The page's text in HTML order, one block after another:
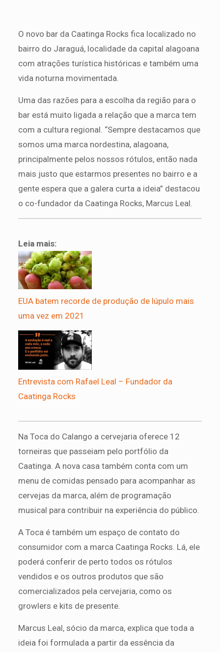
O novo bar da Caatinga Rocks fica localizado no
bairro do Jaraguá, localidade da capital alagoana
com atrações turística históricas e também uma
vida noturna movimentada.
Uma das razões para a escolha da região para o
bar está muito ligada a relação que a marca tem
com a cultura regional. “Sempre destacamos que
somos uma marca nordestina, alagoana,
principalmente pelos nossos rótulos, então nada
mais justo que estarmos presentes no bairro e a
gente espera que a galera curta a ideia” destacou
o co-fundador da Caatinga Rocks, Marcus Leal.
Leia mais:
EUA batem recorde de produção de lúpulo mais
uma vez em 2021
Entrevista com Rafael Leal – Fundador da
Caatinga Rocks
Na Toca do Calango a cervejaria oferece 12
torneiras que passeiam pelo portfólio da
Caatinga. A nova casa também conta com um
menu de comidas pensado para acompanhar as
cervejas da marca, além de programação
musical para contribuir na experiência do público.
A Toca é também um espaço de contato do
consumidor com a marca Caatinga Rocks. Lá, ele
poderá conferir de perto todos os rótulos
vendidos e os outros produtos que são
comercializados pela cervejaria, como os
growlers e kits de presente.
Marcus Leal, sócio da marca, explica que toda a
ideia foi formulada a partir da essência da